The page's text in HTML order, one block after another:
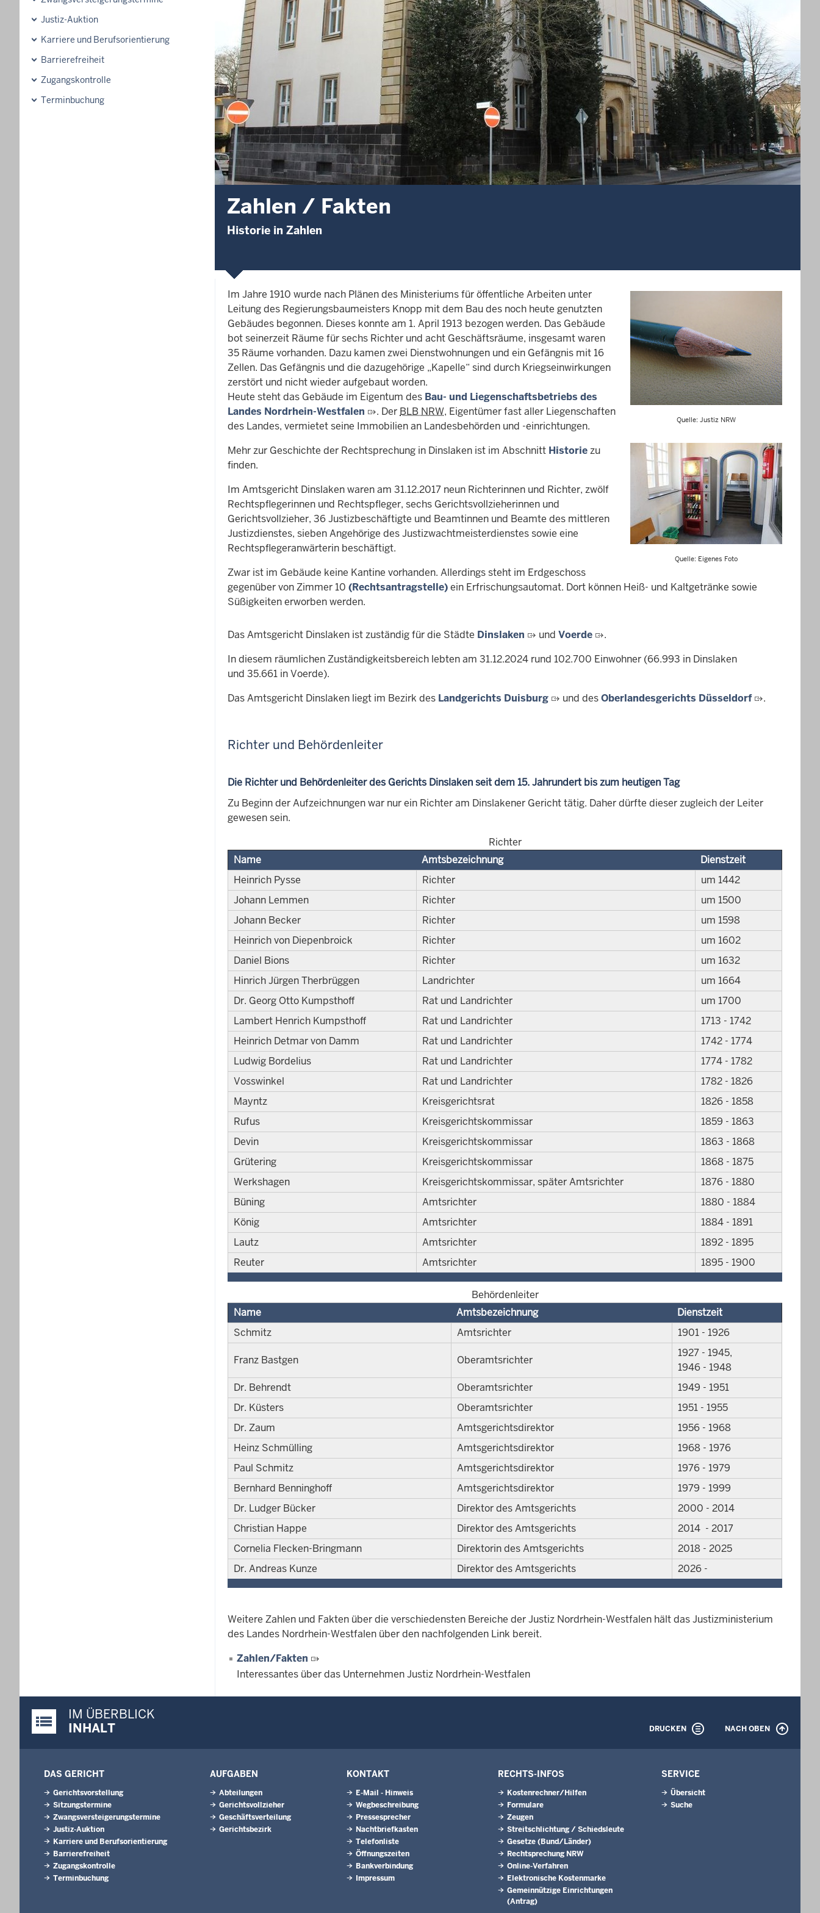
Justiz-Auktion
Karriere und Berufsorientierung
Barrierefreiheit
Zugangskontrolle
Terminbuchung
Zahlen / Fakten
Historie in Zahlen
Quelle: Justiz NRW
Quelle: Eigenes Foto
Im Jahre 1910 wurde nach Plänen des Ministeriums für öffentliche Arbeiten unter
Leitung des Regierungsbaumeisters Knopp mit dem Bau des noch heute genutzten
Gebäudes begonnen. Dieses konnte am 1. April 1913 bezogen werden. Das Gebäude
bot seinerzeit Räume für sechs Richter und acht Geschäftsräume, insgesamt waren
35 Räume vorhanden. Dazu kamen zwei Dienstwohnungen und ein Gefängnis mit 16
Zellen. Das Gefängnis und die dazugehörige „Kapelle“ sind durch Kriegseinwirkungen
zerstört und nicht wieder aufgebaut worden.
Heute steht das Gebäude im Eigentum des Bau- und Liegenschaftsbetriebs des
Landes Nordrhein-Westfalen
. Der BLB NRW, Eigentümer fast aller Liegenschaften
des Landes, vermietet seine Immobilien an Landesbehörden und -einrichtungen.
Mehr zur Geschichte der Rechtsprechung in Dinslaken ist im Abschnitt Historiezu
finden.
Im Amtsgericht Dinslaken waren am 31.12.2017 neun Richterinnen und Richter, zwölf
Rechtspflegerinnen und Rechtspfleger, sechs Gerichtsvollzieherinnen und
Gerichtsvollzieher, 36 Justizbeschäftigte und Beamtinnen und Beamte des mittleren
Justizdienstes, sieben Angehörige des Justizwachtmeisterdienstes sowie eine
Rechtspflegeranwärterin beschäftigt.
Zwar ist im Gebäude keine Kantine vorhanden. Allerdings steht im Erdgeschoss
gegenüber von Zimmer 10 (Rechtsantragstelle)ein Erfrischungsautomat. Dort können Heiß- und Kaltgetränke sowie
Süßigkeiten erworben werden.
Das Amtsgericht Dinslaken ist zuständig für die Städte Dinslaken und Voerde
.
In diesem räumlichen Zuständigkeitsbereich lebten am 31.12.2024 rund 102.700 Einwohner (66.993 in Dinslaken
und 35.661 in Voerde).
Das Amtsgericht Dinslaken liegt im Bezirk des Landgerichts Duisburg und desOberlandesgerichts Düsseldorf .
Richter und Behördenleiter
Die Richter und Behördenleiter des Gerichts Dinslaken seit dem 15. Jahrundert bis zum heutigen Tag
Zu Beginn der Aufzeichnungen war nur ein Richter am Dinslakener Gericht tätig. Daher dürfte dieser zugleich der Leiter
gewesen sein.
Name Amtsbezeichnung Dienstzeit
Richter
Heinrich Pysse Richter
um 1442
Johann Lemmen
Richter
um 1500
Johann Becker
Richter
um 1598
Heinrich von Diepenbroick
Richter
um 1602
Daniel Bions
Richter
um 1632
Hinrich Jürgen Therbrüggen
Landrichter
um 1664
Dr. Georg Otto Kumpsthoff
Rat und Landrichter
um 1700
Lambert Henrich Kumpsthoff
Rat und Landrichter
1713 - 1742
Heinrich Detmar von Damm
Rat und Landrichter
1742 - 1774
Ludwig Bordelius
Rat und Landrichter
1774 - 1782
Vosswinkel
Rat und Landrichter
1782 - 1826
Mayntz
Kreisgerichtsrat
1826 - 1858
Rufus
Kreisgerichtskommissar
1859 - 1863
Devin
Kreisgerichtskommissar
1863 - 1868
Grütering
Kreisgerichtskommissar
1868 - 1875
Werkshagen
Kreisgerichtskommissar, später Amtsrichter
1876 - 1880
Büning
Amtsrichter
1880 - 1884
König
Amtsrichter
1884 - 1891
Lautz
Amtsrichter
1892 - 1895
Reuter
Amtsrichter 1895 - 1900
Behördenleiter
Name
Amtsbezeichnung
Dienstzeit
Schmitz
Amtsrichter 1901 - 1926
Franz Bastgen Oberamtsrichter
1927 - 1945,
1946 - 1948
Dr. Behrendt
Oberamtsrichter
1949 - 1951
Dr. Küsters
Oberamtsrichter
1951 - 1955
Dr. Zaum
Amtsgerichtsdirektor
1956 - 1968
Heinz Schmülling
Amtsgerichtsdirektor
1968 - 1976
Paul Schmitz
Amtsgerichtsdirektor
1976 - 1979
Bernhard Benninghoff
Amtsgerichtsdirektor
1979 - 1999
Dr. Ludger Bücker
Direktor des Amtsgerichts
2000 - 2014
Christian Happe
Direktor des Amtsgerichts
2014 - 2017
Cornelia Flecken-Bringmann
Direktorin des Amtsgerichts
2018 - 2025
Dr. Andreas Kunze
Direktor des Amtsgerichts 2026 -
Weitere Zahlen und Fakten über die verschiedensten Bereiche der Justiz Nordrhein-Westfalen hält das Justizministerium
des Landes Nordrhein-Westfalen über den nachfolgenden Link bereit.
Zahlen/Fakten
Interessantes über das Unternehmen Justiz Nordrhein-Westfalen
Justiz-Portal im Überblick:
IM ÜBERBLICK
INHALT
DRUCKEN NACH OBEN
DAS GERICHT
Gerichtsvorstellung
Sitzungstermine
Zwangsversteigerungs­termine
Justiz-Auktion
Karriere und Berufsorientierung
Barrierefreiheit
Zugangskontrolle
Terminbuchung
AUFGABEN
Abteilungen
Gerichtsvollzieher
Geschäftsverteilung
Gerichtsbezirk
KONTAKT
E-Mail - Hinweis
Wegbeschreibung
Pressesprecher
Nachtbriefkasten
Telefonliste
Öffnungszeiten
Bankverbindung
Impressum
RECHTS-INFOS
Kostenrechner/Hilfen
Formulare
Zeugen
Streitschlichtung / Schiedsleute
Gesetze (Bund/Länder)
Rechtsprechung NRW
Online-Verfahren
Elektronische Kostenmarke
Gemeinnützige Einrichtungen
(Antrag)
SERVICE
Übersicht
Suche